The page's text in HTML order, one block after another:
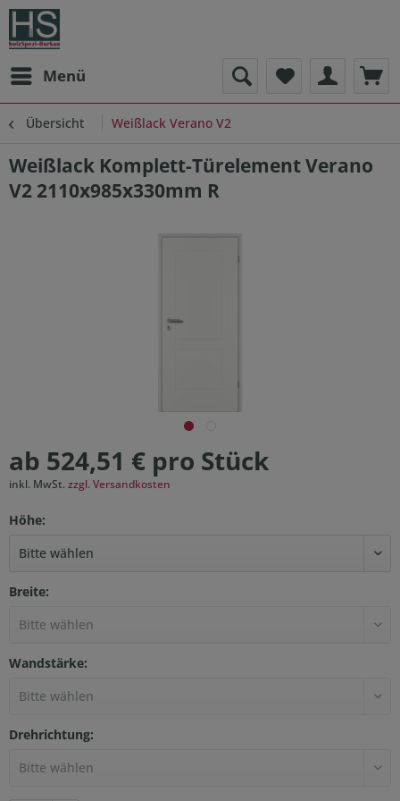
Menü
Übersicht Weißlack Verano V2
Weißlack Komplett-Türelement Verano
V2 2110x985x330mm R
ab 524,51 € pro Stück
inkl. MwSt. zzgl. Versandkosten
Höhe:
Breite:
Wandstärke:
Drehrichtung: